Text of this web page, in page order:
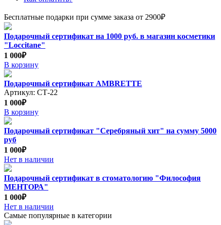
Бесплатные подарки при сумме заказа от 2900₽
Подарочный сертификат на 1000 руб. в магазин косметики
"Loccitane"
1 000₽
В корзину
Подарочный сертификат AMBRETTE
Артикул: СТ-22
1 000₽
В корзину
Подарочный сертификат "Серебряный хит" на сумму 5000
руб
1 000₽
Нет в наличии
Подарочный сертификат в стоматологию "Философия
МЕНТОРА"
1 000₽
Нет в наличии
Самые популярные в категории